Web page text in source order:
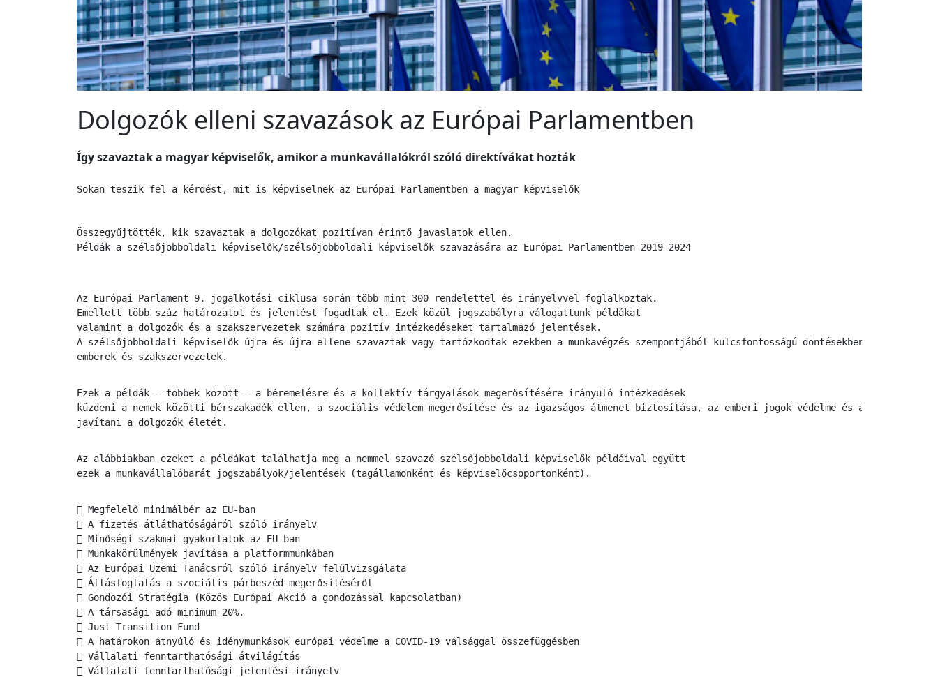
Dolgozók elleni szavazások az Európai Parlamentben
Így szavaztak a magyar képviselők, amikor a munkavállalókról szóló direktívákat hozták
Sokan teszik fel a kérdést, mit is képviselnek az Európai Parlamentben a magyar képviselők
Összegyűjtötték, kik szavaztak a dolgozókat pozitívan érintő javaslatok ellen.
Példák a szélsőjobboldali képviselők/szélsőjobboldali képviselők szavazására az Európai Parlamentben 2019–2024
Az Európai Parlament 9. jogalkotási ciklusa során több mint 300 rendelettel és irányelvvel foglalkoztak.
Emellett több száz határozatot és jelentést fogadtak el. Ezek közül jogszabályra válogattunk példákat
valamint a dolgozók és a szakszervezetek számára pozitív intézkedéseket tartalmazó jelentések.
A szélsőjobboldali képviselők újra és újra ellene szavaztak vagy tartózkodtak ezekben a munkavégzés szempontjából kulcsfontosságú döntésekben.
emberek és szakszervezetek.
Ezek a példák – többek között – a béremelésre és a kollektív tárgyalások megerősítésére irányuló intézkedések
küzdeni a nemek közötti bérszakadék ellen, a szociális védelem megerősítése és az igazságos átmenet biztosítása, az emberi jogok védelme és a
javítani a dolgozók életét.
Az alábbiakban ezeket a példákat találhatja meg a nemmel szavazó szélsőjobboldali képviselők példáival együtt
ezek a munkavállalóbarát jogszabályok/jelentések (tagállamonként és képviselőcsoportonként).
 Megfelelő minimálbér az EU-ban
 A fizetés átláthatóságáról szóló irányelv
 Minőségi szakmai gyakorlatok az EU-ban
 Munkakörülmények javítása a platformmunkában
 Az Európai Üzemi Tanácsról szóló irányelv felülvizsgálata
 Állásfoglalás a szociális párbeszéd megerősítéséről
 Gondozói Stratégia (Közös Európai Akció a gondozással kapcsolatban)
 A társasági adó minimum 20%.
 Just Transition Fund
 A határokon átnyúló és idénymunkások európai védelme a COVID-19 válsággal összefüggésben
 Vállalati fenntarthatósági átvilágítás
 Vállalati fenntarthatósági jelentési irányelv